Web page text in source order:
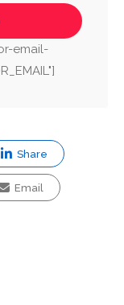
email-
Share
Email